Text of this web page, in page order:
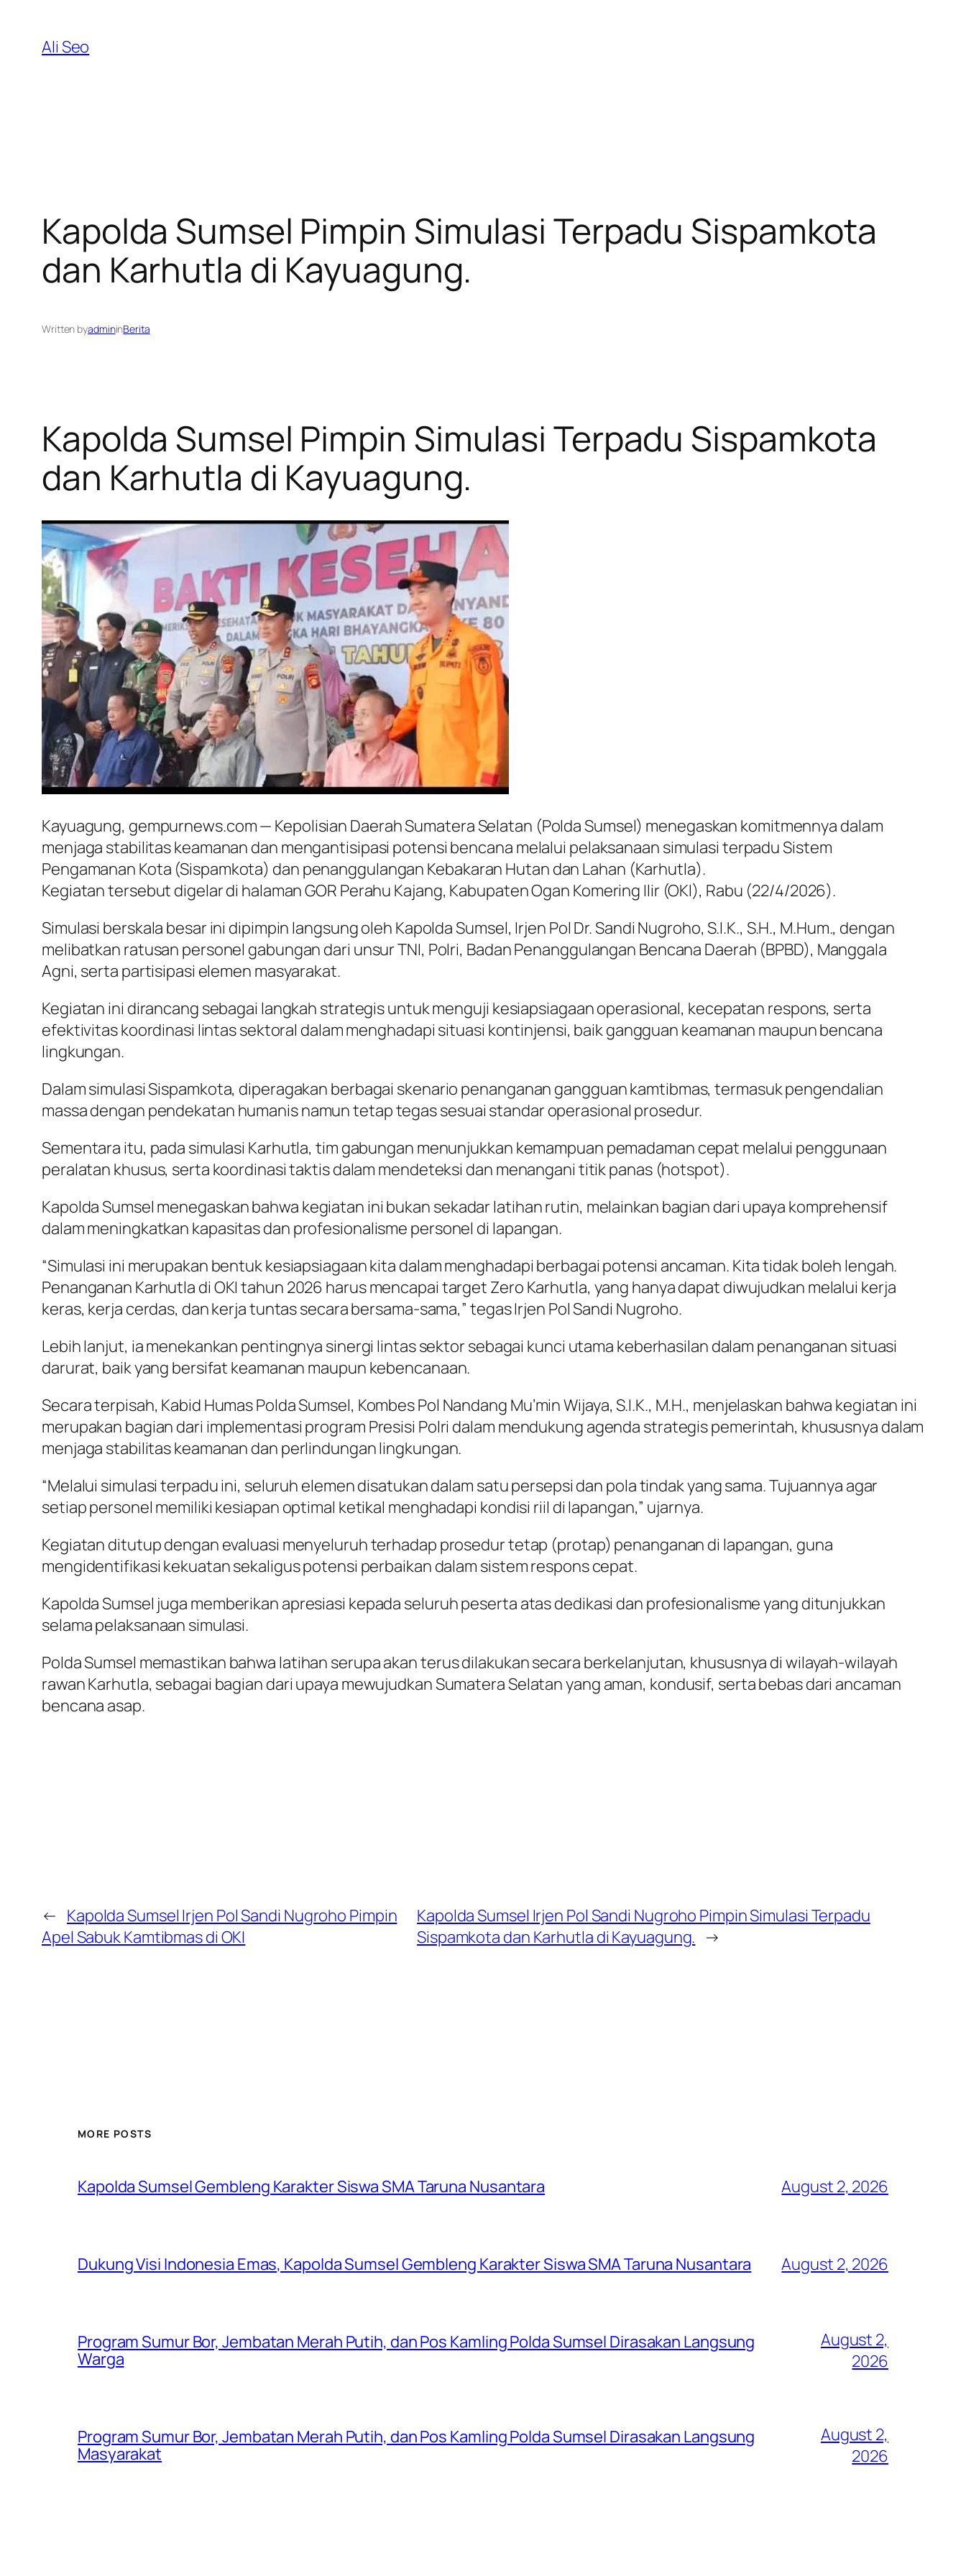
content
Ali Seo
Kapolda Sumsel Pimpin Simulasi Terpadu Sispamkota
dan Karhutla di Kayuagung.
Written byadmininBerita
Kapolda Sumsel Pimpin Simulasi Terpadu Sispamkota
dan Karhutla di Kayuagung.
Kayuagung, gempurnews.com — Kepolisian Daerah Sumatera Selatan (Polda Sumsel) menegaskan komitmennya dalam
menjaga stabilitas keamanan dan mengantisipasi potensi bencana melalui pelaksanaan simulasi terpadu Sistem
Pengamanan Kota (Sispamkota) dan penanggulangan Kebakaran Hutan dan Lahan (Karhutla).
Kegiatan tersebut digelar di halaman GOR Perahu Kajang, Kabupaten Ogan Komering Ilir (OKI), Rabu (22/4/2026).
Simulasi berskala besar ini dipimpin langsung oleh Kapolda Sumsel, Irjen Pol Dr. Sandi Nugroho, S.I.K., S.H., M.Hum., dengan
melibatkan ratusan personel gabungan dari unsur TNI, Polri, Badan Penanggulangan Bencana Daerah (BPBD), Manggala
Agni, serta partisipasi elemen masyarakat.
Kegiatan ini dirancang sebagai langkah strategis untuk menguji kesiapsiagaan operasional, kecepatan respons, serta
efektivitas koordinasi lintas sektoral dalam menghadapi situasi kontinjensi, baik gangguan keamanan maupun bencana
lingkungan.
Dalam simulasi Sispamkota, diperagakan berbagai skenario penanganan gangguan kamtibmas, termasuk pengendalian
massa dengan pendekatan humanis namun tetap tegas sesuai standar operasional prosedur.
Sementara itu, pada simulasi Karhutla, tim gabungan menunjukkan kemampuan pemadaman cepat melalui penggunaan
peralatan khusus, serta koordinasi taktis dalam mendeteksi dan menangani titik panas (hotspot).
Kapolda Sumsel menegaskan bahwa kegiatan ini bukan sekadar latihan rutin, melainkan bagian dari upaya komprehensif
dalam meningkatkan kapasitas dan profesionalisme personel di lapangan.
“Simulasi ini merupakan bentuk kesiapsiagaan kita dalam menghadapi berbagai potensi ancaman. Kita tidak boleh lengah.
Penanganan Karhutla di OKI tahun 2026 harus mencapai target Zero Karhutla, yang hanya dapat diwujudkan melalui kerja
keras, kerja cerdas, dan kerja tuntas secara bersama-sama,” tegas Irjen Pol Sandi Nugroho.
Lebih lanjut, ia menekankan pentingnya sinergi lintas sektor sebagai kunci utama keberhasilan dalam penanganan situasi
darurat, baik yang bersifat keamanan maupun kebencanaan.
Secara terpisah, Kabid Humas Polda Sumsel, Kombes Pol Nandang Mu’min Wijaya, S.I.K., M.H., menjelaskan bahwa kegiatan ini
merupakan bagian dari implementasi program Presisi Polri dalam mendukung agenda strategis pemerintah, khususnya dalam
menjaga stabilitas keamanan dan perlindungan lingkungan.
“Melalui simulasi terpadu ini, seluruh elemen disatukan dalam satu persepsi dan pola tindak yang sama. Tujuannya agar
setiap personel memiliki kesiapan optimal ketikal menghadapi kondisi riil di lapangan,” ujarnya.
Kegiatan ditutup dengan evaluasi menyeluruh terhadap prosedur tetap (protap) penanganan di lapangan, guna
mengidentifikasi kekuatan sekaligus potensi perbaikan dalam sistem respons cepat.
Kapolda Sumsel juga memberikan apresiasi kepada seluruh peserta atas dedikasi dan profesionalisme yang ditunjukkan
selama pelaksanaan simulasi.
Polda Sumsel memastikan bahwa latihan serupa akan terus dilakukan secara berkelanjutan, khususnya di wilayah-wilayah
rawan Karhutla, sebagai bagian dari upaya mewujudkan Sumatera Selatan yang aman, kondusif, serta bebas dari ancaman
bencana asap.
← Kapolda Sumsel Irjen Pol Sandi Nugroho Pimpin
Apel Sabuk Kamtibmas di OKI
Kapolda Sumsel Irjen Pol Sandi Nugroho Pimpin Simulasi Terpadu
Sispamkota dan Karhutla di Kayuagung. →
MORE POSTS
Kapolda Sumsel Gembleng Karakter Siswa SMA Taruna Nusantara August 2, 2026
Dukung Visi Indonesia Emas, Kapolda Sumsel Gembleng Karakter Siswa SMA Taruna Nusantara August 2, 2026
Program Sumur Bor, Jembatan Merah Putih, dan Pos Kamling Polda Sumsel Dirasakan Langsung
Warga
August 2,
2026
Program Sumur Bor, Jembatan Merah Putih, dan Pos Kamling Polda Sumsel Dirasakan Langsung
Masyarakat
August 2,
2026